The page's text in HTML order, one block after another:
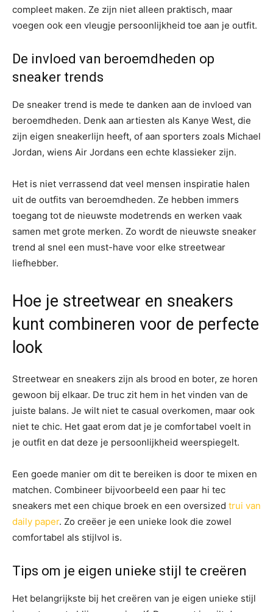
compleet maken. Ze zijn niet alleen praktisch, maar
voegen ook een vleugje persoonlijkheid toe aan je outfit.
De invloed van beroemdheden op
sneaker trends
De sneaker trend is mede te danken aan de invloed van
beroemdheden. Denk aan artiesten als Kanye West, die
zijn eigen sneakerlijn heeft, of aan sporters zoals Michael
Jordan, wiens Air Jordans een echte klassieker zijn.
Het is niet verrassend dat veel mensen inspiratie halen
uit de outfits van beroemdheden. Ze hebben immers
toegang tot de nieuwste modetrends en werken vaak
samen met grote merken. Zo wordt de nieuwste sneaker
trend al snel een must-have voor elke streetwear
liefhebber.
Hoe je streetwear en sneakers
kunt combineren voor de perfecte
look
Streetwear en sneakers zijn als brood en boter, ze horen
gewoon bij elkaar. De truc zit hem in het vinden van de
juiste balans. Je wilt niet te casual overkomen, maar ook
niet te chic. Het gaat erom dat je je comfortabel voelt in
je outfit en dat deze je persoonlijkheid weerspiegelt.
Een goede manier om dit te bereiken is door te mixen en
matchen. Combineer bijvoorbeeld een paar hi tec
sneakers met een chique broek en een oversized trui van
daily paper. Zo creëer je een unieke look die zowel
comfortabel als stijlvol is.
Tips om je eigen unieke stijl te creëren
Het belangrijkste bij het creëren van je eigen unieke stijl